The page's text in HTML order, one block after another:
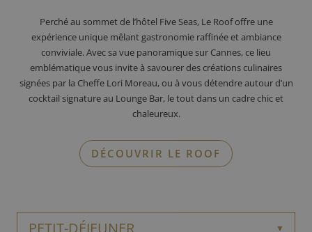
Perché au sommet de l’hôtel Five Seas, Le Roof offre une
expérience unique mêlant gastronomie raffinée et ambiance
conviviale. Avec sa vue panoramique sur Cannes, ce lieu
emblématique vous invite à savourer des créations culinaires
signées par la Cheffe Lori Moreau, ou à vous détendre autour d’un
cocktail signature au Lounge Bar, le tout dans un cadre chic et
chaleureux.
DÉCOUVRIR LE ROOF
PETIT-DÉJEUNER